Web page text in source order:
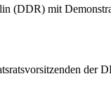
mit
der